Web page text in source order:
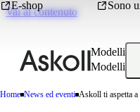
Vai al contenuto
E-shop Sono
Modelli
Modelli
Home News ed eventi Askoll ti aspetta